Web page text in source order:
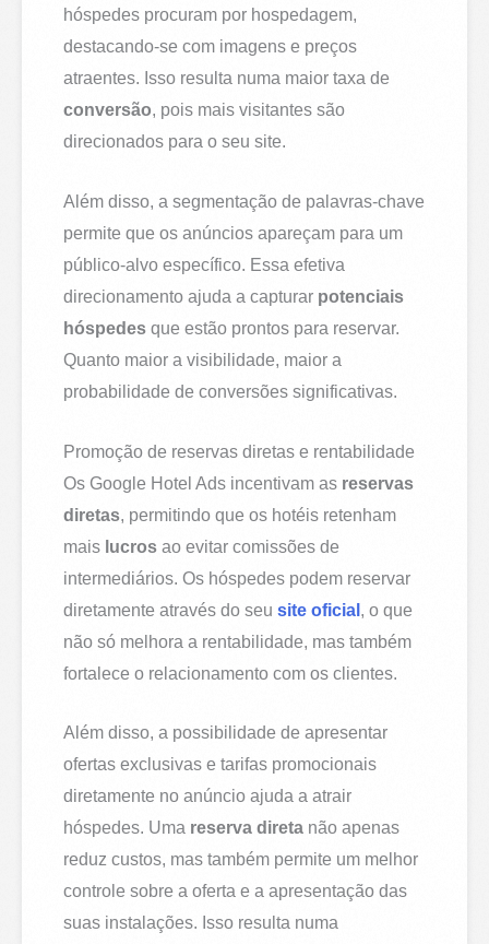
hóspedes procuram por hospedagem,
destacando-se com imagens e preços
atraentes. Isso resulta numa maior taxa de
conversão, pois mais visitantes são
direcionados para o seu site.
Além disso, a segmentação de palavras-chave
permite que os anúncios apareçam para um
público-alvo específico. Essa efetiva
direcionamento ajuda a capturar potenciais
hóspedes que estão prontos para reservar.
Quanto maior a visibilidade, maior a
probabilidade de conversões significativas.
Promoção de reservas diretas e rentabilidade
Os Google Hotel Ads incentivam as reservas
diretas, permitindo que os hotéis retenham
mais lucros ao evitar comissões de
intermediários. Os hóspedes podem reservar
diretamente através do seusite oficial , o que
não só melhora a rentabilidade, mas também
fortalece o relacionamento com os clientes.
Além disso, a possibilidade de apresentar
ofertas exclusivas e tarifas promocionais
diretamente no anúncio ajuda a atrair
hóspedes. Uma reserva direta não apenas
reduz custos, mas também permite um melhor
controle sobre a oferta e a apresentação das
suas instalações. Isso resulta numa